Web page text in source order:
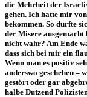
die Mehrheit der
gehen. Ich hatte mir
bekommen. So durfte
der Misere ausgemacht
nicht wahr? Am Ende
dass sich bei mir ein
Wenn man es positiv
anderswo geschehen –
gestört oder gar
halbe Dutzend